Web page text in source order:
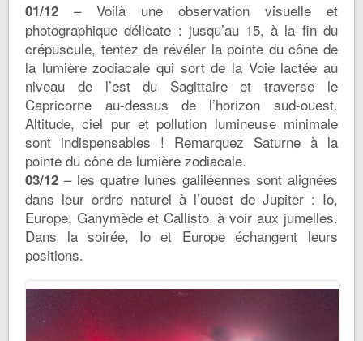
01/12 – Voilà une observation visuelle et
photographique délicate : jusqu’au 15, à la fin du
crépuscule, tentez de révéler la pointe du cône de
la lumière zodiacale qui sort de la Voie lactée au
niveau de l’est du Sagittaire et traverse le
Capricorne au-dessus de l’horizon sud-ouest.
Altitude, ciel pur et pollution lumineuse minimale
sont indispensables ! Remarquez Saturne à la
pointe du cône de lumière zodiacale.
03/12 – les quatre lunes galiléennes sont alignées
dans leur ordre naturel à l’ouest de Jupiter : Io,
Europe, Ganymède et Callisto, à voir aux jumelles.
Dans la soirée, Io et Europe échangent leurs
positions.